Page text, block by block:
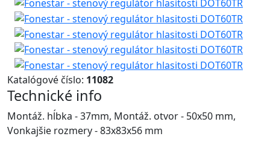
Katalógové číslo: 11082
Technické info
Montáž. hĺbka - 37mm, Montáž. otvor - 50x50 mm,
Vonkajšie rozmery - 83x83x56 mm